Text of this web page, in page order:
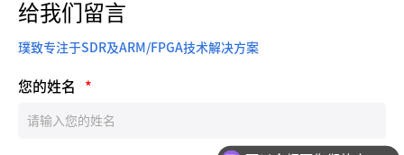
给我们留言
璞致专注于SDR及ARM/FPGA技术解决方案
您的姓名 *